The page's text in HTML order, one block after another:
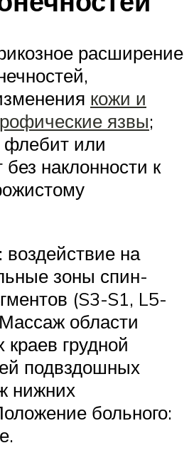
расширение
кожи и
язвы;
или
наклонности к
на
зоны спин­
(S3-S1, L5-
области
краев грудной
подвздошных
нижних
больного: